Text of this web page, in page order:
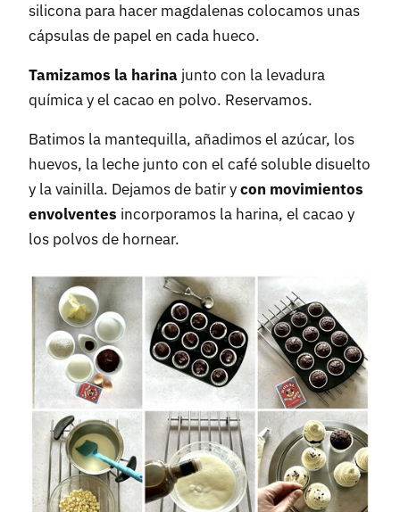
silicona para hacer magdalenas colocamos unas
cápsulas de papel en cada hueco.
Tamizamos la harina junto con la levadura
química y el cacao en polvo. Reservamos.
Batimos la mantequilla, añadimos el azúcar, los
huevos, la leche junto con el café soluble disuelto
y la vainilla. Dejamos de batir ycon movimientos
envolventes incorporamos la harina, el cacao y
los polvos de hornear.